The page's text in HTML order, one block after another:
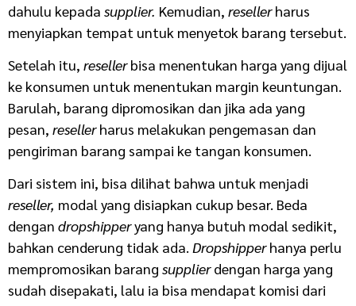
dahulu kepada supplier. Kemudian, resellerharus
menyiapkan tempat untuk menyetok barang tersebut.
Setelah itu, resellerbisa menentukan harga yang dijual
ke konsumen untuk menentukan margin keuntungan.
Barulah, barang dipromosikan dan jika ada yang
pesan, resellerharus melakukan pengemasan dan
pengiriman barang sampai ke tangan konsumen.
Dari sistem ini, bisa dilihat bahwa untuk menjadi
reseller, modal yang disiapkan cukup besar. Beda
dengan dropshipperyang hanya butuh modal sedikit,
bahkan cenderung tidak ada. Dropshipperhanya perlu
mempromosikan barang supplierdengan harga yang
sudah disepakati, lalu ia bisa mendapat komisi dari